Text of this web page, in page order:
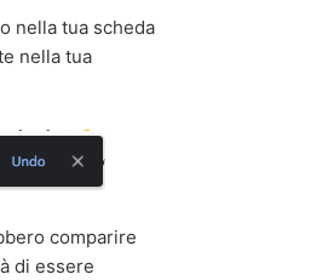
nella tua scheda
nella tua
comparire
di essere